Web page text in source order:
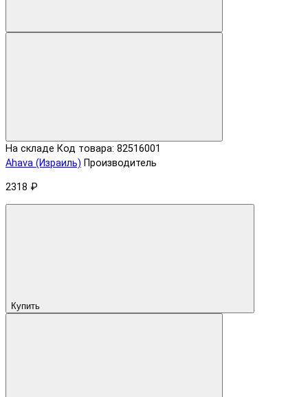
На складе Код товара: 82516001
Ahava (Израиль) Производитель
2318 ₽
Купить